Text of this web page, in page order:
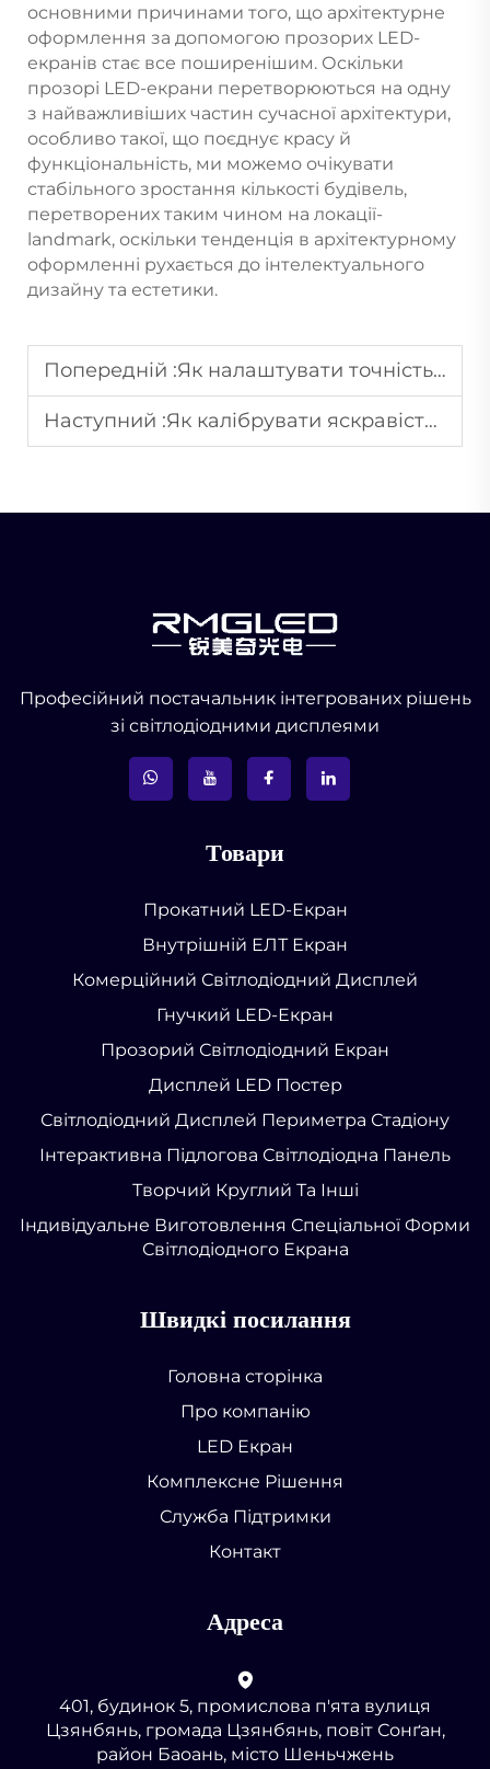
основними причинами того, що архітектурне
оформлення за допомогою прозорих LED-
екранів стає все поширенішим. Оскільки
прозорі LED-екрани перетворюються на одну
з найважливіших частин сучасної архітектури,
особливо такої, що поєднує красу й
функціональність, ми можемо очікувати
стабільного зростання кількості будівель,
перетворених таким чином на локації-
landmark, оскільки тенденція в архітектурному
оформленні рухається до інтелектуального
дизайну та естетики.
Попередній :Як налаштувати точність кольору екранів LED-дисплеїв для професійного використання?
Наступний :Як калібрувати яскравість екранів LED-дисплеїв для однакового візуального сприйняття?
Професійний постачальник інтегрованих рішень
зі світлодіодними дисплеями
Товари
Прокатний LED-Екран
Внутрішній ЕЛТ Екран
Комерційний Світлодіодний Дисплей
Гнучкий LED-Екран
Прозорий Світлодіодний Екран
Дисплей LED Постер
Світлодіодний Дисплей Периметра Стадіону
Інтерактивна Підлогова Світлодіодна Панель
Творчий Круглий Та Інші
Індивідуальне Виготовлення Спеціальної Форми
Світлодіодного Екрана
Швидкі посилання
Головна сторінка
Про компанію
LED Екран
Комплексне Рішення
Служба Підтримки
Контакт
Адреса
401, будинок 5, промислова п'ята вулиця
Цзянбянь, громада Цзянбянь, повіт Сонґан,
район Баоань, місто Шеньчжень